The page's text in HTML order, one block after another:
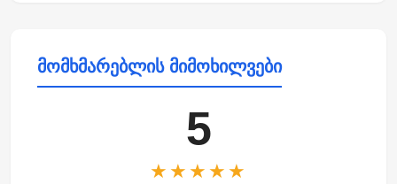
მომხმარებლის მიმოხილვები
5
★★★★★